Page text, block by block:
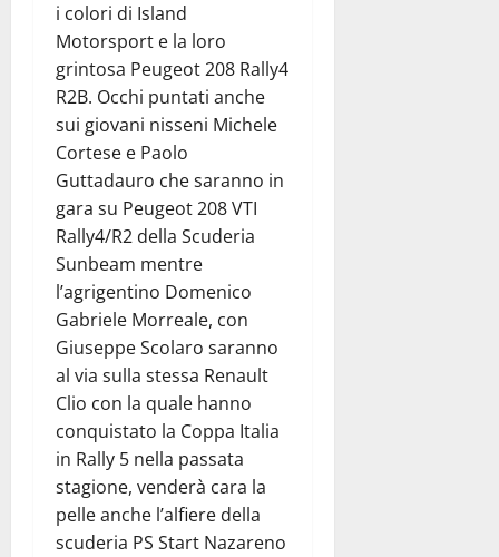
i colori di Island
Motorsport e la loro
grintosa Peugeot 208 Rally4
R2B. Occhi puntati anche
sui giovani nisseni Michele
Cortese e Paolo
Guttadauro che saranno in
gara su Peugeot 208 VTI
Rally4/R2 della Scuderia
Sunbeam mentre
l’agrigentino Domenico
Gabriele Morreale, con
Giuseppe Scolaro saranno
al via sulla stessa Renault
Clio con la quale hanno
conquistato la Coppa Italia
in Rally 5 nella passata
stagione, venderà cara la
pelle anche l’alfiere della
scuderia PS Start Nazareno